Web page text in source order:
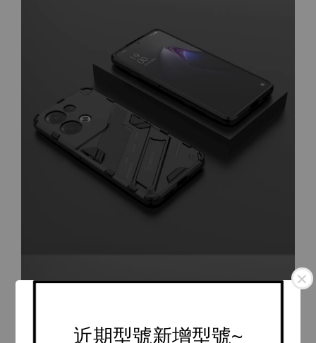
近期型號新增型號~